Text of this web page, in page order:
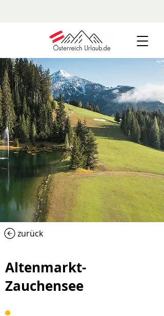
zurück
Altenmarkt-
Zauchensee